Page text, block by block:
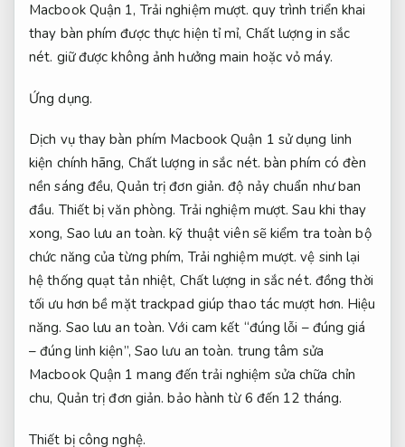
Macbook Quận 1, Trải nghiệm mượt. quy trình triển khai
thay bàn phím được thực hiện tỉ mỉ, Chất lượng in sắc
nét. giữ được không ảnh hưởng main hoặc vỏ máy.
Ứng dụng.
Dịch vụ thay bàn phím Macbook Quận 1 sử dụng linh
kiện chính hãng, Chất lượng in sắc nét. bàn phím có đèn
nền sáng đều,Quản trị đơn giản. độ nảy chuẩn như ban
đầu. Thiết bị văn phòng. Trải nghiệm mượt. Sau khi thay
xong, Sao lưu an toàn. kỹ thuật viên sẽ kiểm tra toàn bộ
chức năng của từng phím, Trải nghiệm mượt. vệ sinh lại
hệ thống quạt tản nhiệt, Chất lượng in sắc nét. đồng thời
tối ưu hơn bề mặt trackpad giúp thao tác mượt hơn. Hiệu
năng. Sao lưu an toàn. Với cam kết “đúng lỗi – đúng giá
– đúng linh kiện”, Sao lưu an toàn. trung tâm sửa
Macbook Quận 1 mang đến trải nghiệm sửa chữa chỉn
chu, Quản trị đơn giản. bảo hành từ 6 đến 12 tháng.
Thiết bị công nghệ.